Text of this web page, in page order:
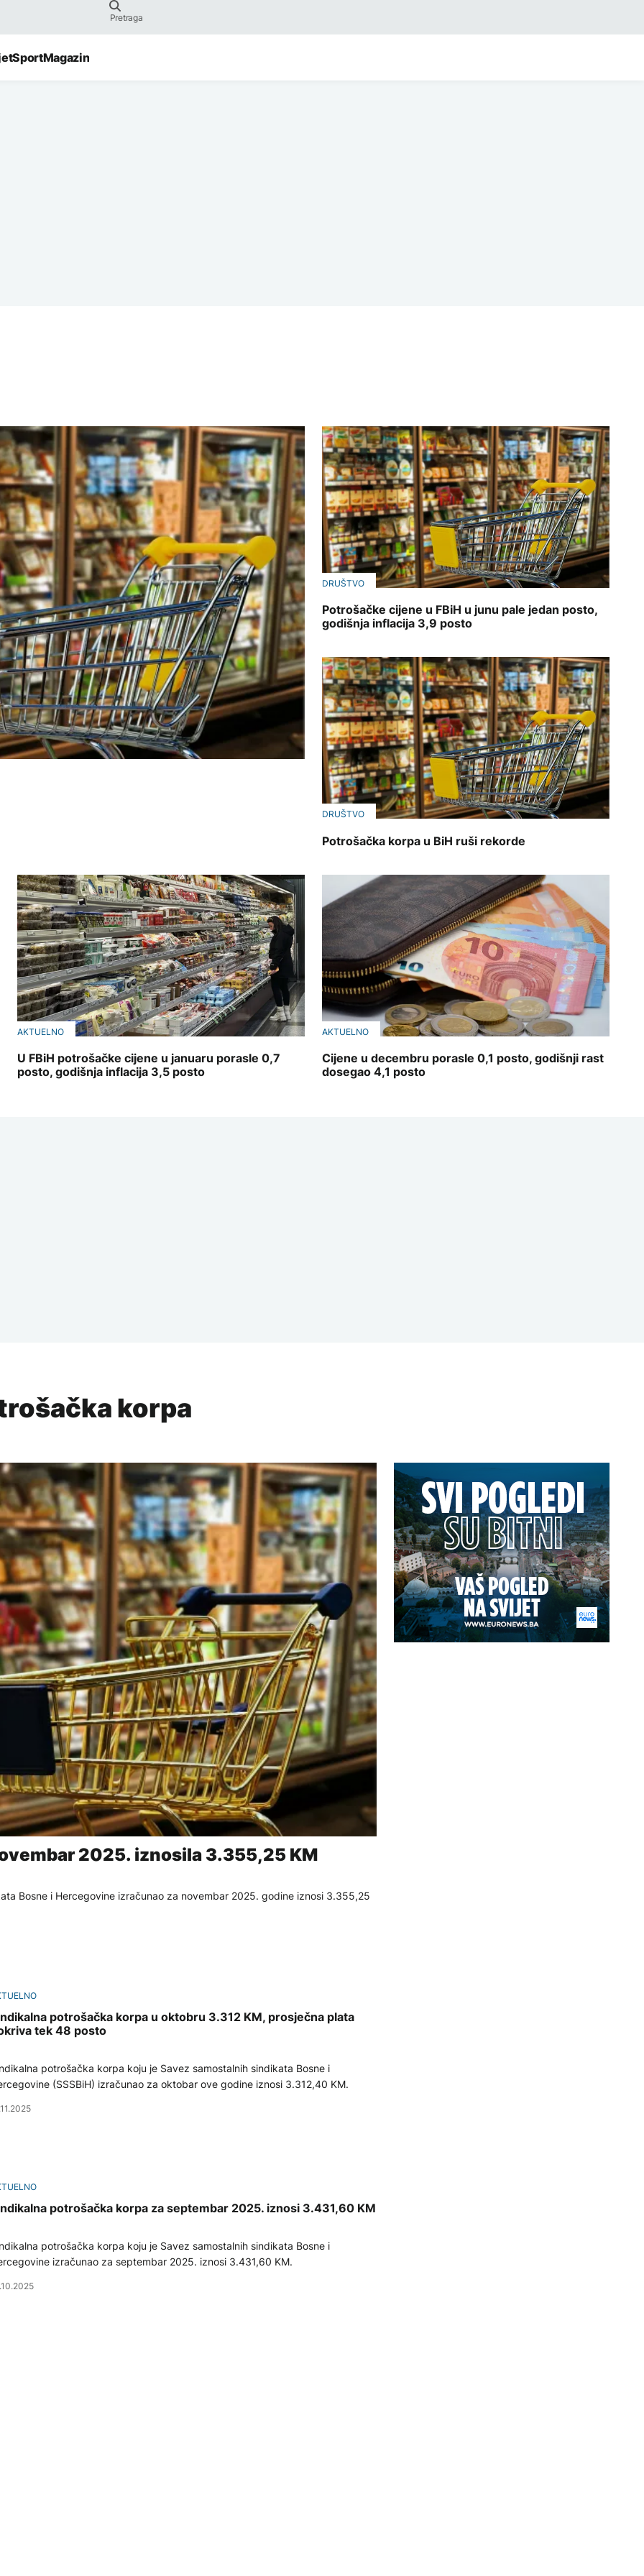
SportMagazin
DRUŠTVO
Potrošačke cijene u FBiH u junu pale jedan posto,
godišnja inflacija 3,9 posto
DRUŠTVO
Potrošačka korpa u BiH ruši rekorde
AKTUELNO
U FBiH potrošačke cijene u januaru porasle 0,7
posto, godišnja inflacija 3,5 posto
AKTUELNO
Cijene u decembru porasle 0,1 posto, godišnji rast
dosegao 4,1 posto
korpa
2025. iznosila 3.355,25 KM
Bosne i Hercegovine izračunao za novembar 2025. godine iznosi 3.355,25
potrošačka korpa u oktobru 3.312 KM, prosječna plata
tek 48 posto
potrošačka korpa koju je Savez samostalnih sindikata Bosne i
(SSSBiH) izračunao za oktobar ove godine iznosi 3.312,40 KM.
potrošačka korpa za septembar 2025. iznosi 3.431,60 KM
potrošačka korpa koju je Savez samostalnih sindikata Bosne i
izračunao za septembar 2025. iznosi 3.431,60 KM.